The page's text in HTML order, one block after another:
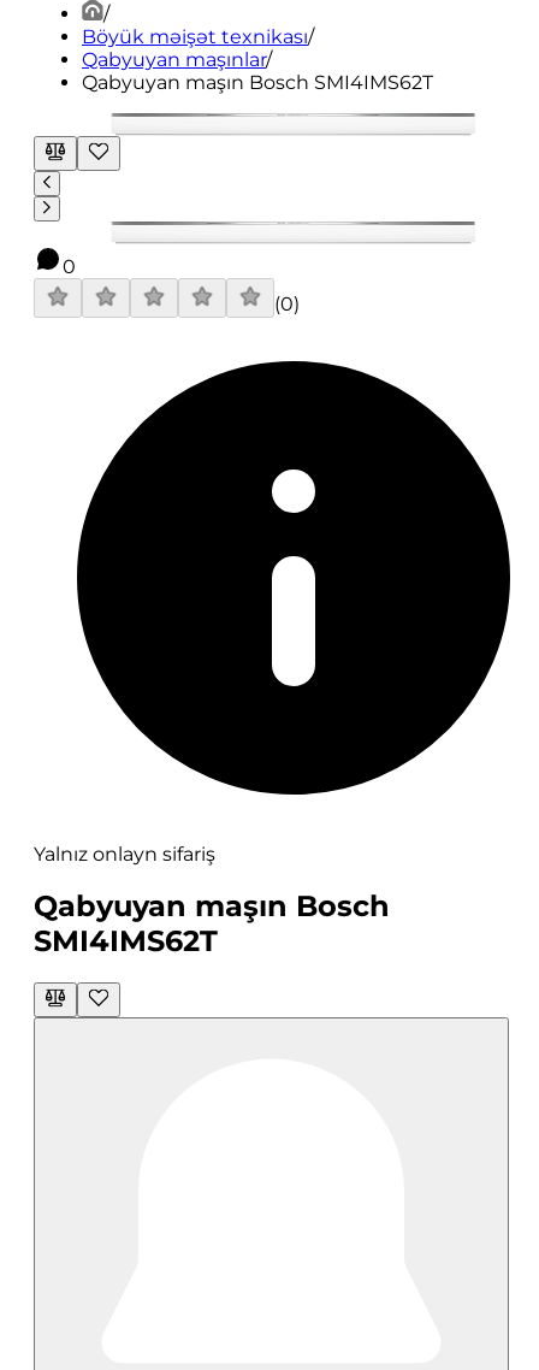
/
Böyük məişət texnikası/
Qabyuyan maşınlar/
Qabyuyan maşın Bosch SMI4IMS62T
0
(0)
Yalnız onlayn sifariş
Qabyuyan maşın Bosch
SMI4IMS62T